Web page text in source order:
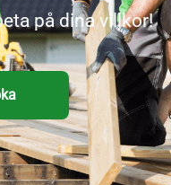
på dina villkor!